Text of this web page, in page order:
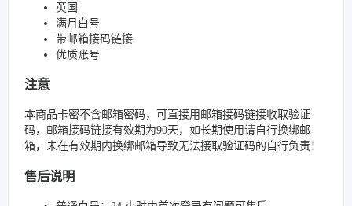
英国
满月白号
带邮箱接码链接
优质账号
注意
本商品卡密不含邮箱密码，可直接用邮箱接码链接收取验证
码，邮箱接码链接有效期为90天，如长期使用请自行换绑邮
箱，未在有效期内换绑邮箱导致无法接取验证码的自行负责！
售后说明